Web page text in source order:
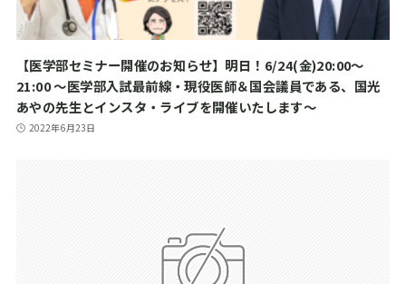
【医学部セミナー開催のお知らせ】明日！6/24(金)20:00～
21:00 ～医学部入試最前線・現役医師＆国会議員である、国光
あやの先生とインスタ・ライブを開催いたします～
2022年6月23日